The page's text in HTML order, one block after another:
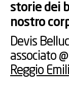
storie dei
nostro
Devis
associato @
Reggio